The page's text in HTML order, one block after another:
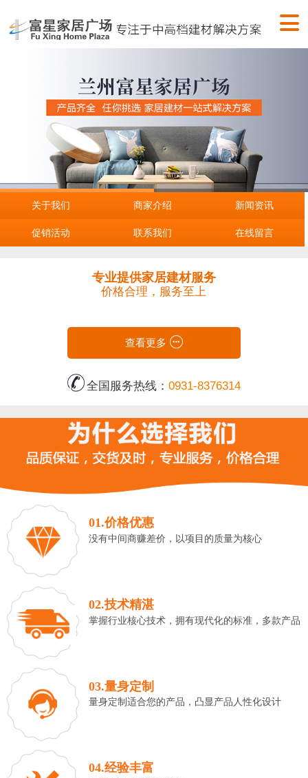
关于我们 商家介绍 新闻资讯
促销活动 联系我们 在线留言
专业提供家居建材服务
价格合理，服务至上
查看更多
全国服务热线：0931-8376314
01.价格优惠
没有中间商赚差价，以项目的质量为核心
02.技术精湛
掌握行业核心技术，拥有现代化的标准，多款产品
03.量身定制
量身定制适合您的产品，凸显产品人性化设计
04.经验丰富